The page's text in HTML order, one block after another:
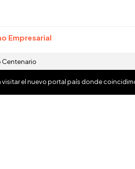
Empresarial
Centenario
visitar el nuevo portal país donde